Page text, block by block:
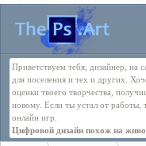
Приветствуем тебя, дизайнер,
для поселения и тех и других.
оценки твоего творчества,
новому. Если ты устал от
онлайн игр.
Цифровой дизайн похож на